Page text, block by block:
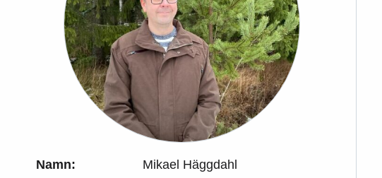
Namn:
Mikael Häggdahl